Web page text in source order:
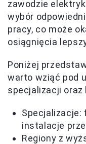
zawodzie
wybór
pracy, co może
osiągnięcia
Poniżej
warto wziąć pod
specjalizacji oraz
Specjalizacje:
instalacje
Regiony z